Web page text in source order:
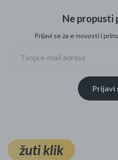
Ne propusti
Prijavi se za e-novosti i
Prijavi
žuti klik